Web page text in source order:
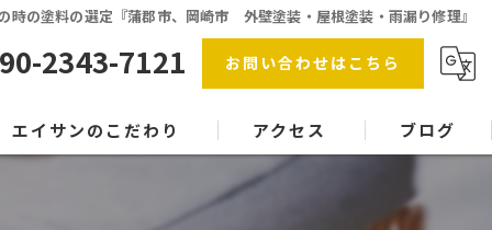
時の塗料の選定『蒲郡市、岡崎市 外壁塗装・屋根塗装・雨漏り修理』
2343-7121 お問い合わせはこちら
エイサンのこだわり アクセス ブログ